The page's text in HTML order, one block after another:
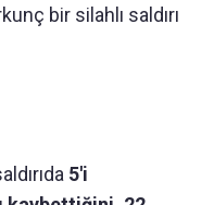
bir silahlı saldırı
5'i